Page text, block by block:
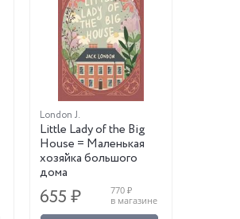
London J.
Little Lady of the Big
House = Маленькая
хозяйка большого
дома
655 ₽
770 ₽
в магазине